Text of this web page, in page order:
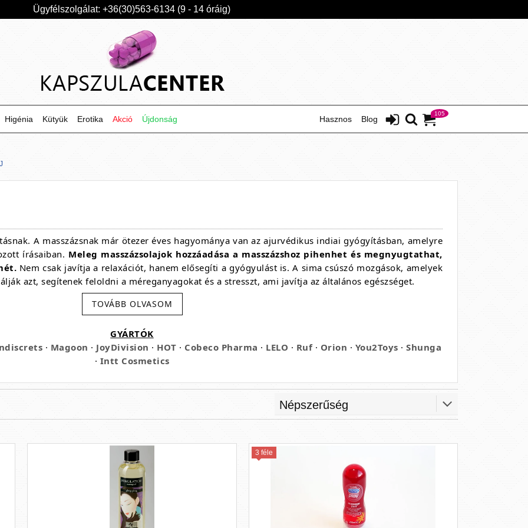
Ügyfélszolgálat: +36(30)563-6134 (9 - 14 óráig)
105
Blog
Hasznos
Higénia Kütyük Erotika Akció Újdonság
A masszázsnak már ötezer éves hagyománya van az ajurvédikus indiai gyógyításban, amelyre
írásaiban. Meleg masszázsolajok hozzáadása a masszázshoz pihenhet és megnyugtathat,
Nem csak javítja a relaxációt, hanem elősegíti a gyógyulást is. A sima csúszó mozgások, amelyek
azt, segítenek feloldni a méreganyagokat és a stresszt, ami javítja az általános egészséget.
a síkosítás, hogy a masszírozó kéz súrlódás nélkül tudjon siklani a bőrfelületen és kellemesebb
lévő illataromák kellemesebbé és meghittebbé tegyék a masszázst.
és ízületeket
élettartamot
érdekében a legjobb a vegyi anyagok elkerülése és a hidegen préselt, organikus növényi olajok
illóolajok használata. Az alábbiakban bemutatjuk a legjobb masszázsolajokat és azok
TOVÁBB OLVASOM
GYÁRTÓK
· Magoon · JoyDivision · HOT · Cobeco Pharma · LELO · Ruf · Orion · You2Toys · Shunga
· Intt Cosmetics
3 féle